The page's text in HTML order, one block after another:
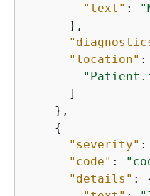
"text" :
      },
"location" :
      ]
    },
{
"severity" :
"code" :
"details" :